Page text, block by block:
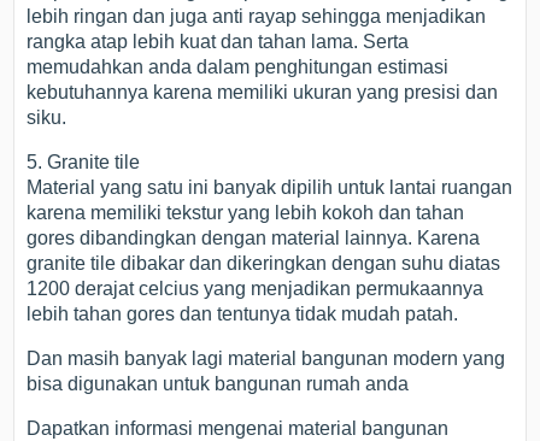
lebih ringan dan juga anti rayap sehingga menjadikan
rangka atap lebih kuat dan tahan lama. Serta
memudahkan anda dalam penghitungan estimasi
kebutuhannya karena memiliki ukuran yang presisi dan
siku.
5. Granite tile
Material yang satu ini banyak dipilih untuk lantai ruangan
karena memiliki tekstur yang lebih kokoh dan tahan
gores dibandingkan dengan material lainnya. Karena
granite tile dibakar dan dikeringkan dengan suhu diatas
1200 derajat celcius yang menjadikan permukaannya
lebih tahan gores dan tentunya tidak mudah patah.
Dan masih banyak lagi material bangunan modern yang
bisa digunakan untuk bangunan rumah anda
Dapatkan informasi mengenai material bangunan